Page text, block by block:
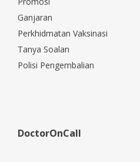
Ganjaran
Perkhidmatan Vaksinasi
Tanya Soalan
Polisi Pengembalian
DoctorOnCall